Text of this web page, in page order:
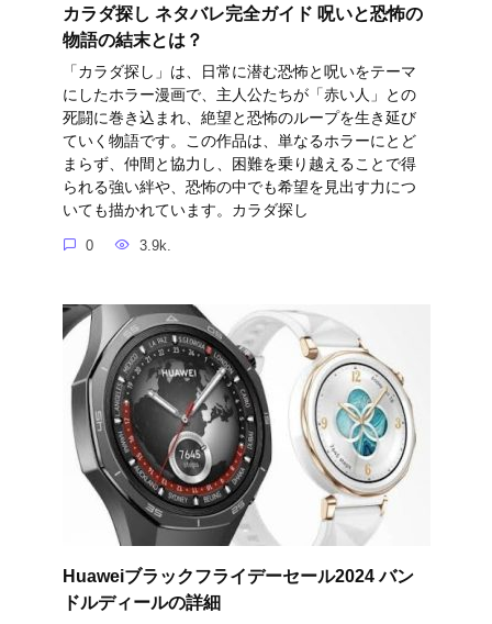
カラダ探し ネタバレ完全ガイド 呪いと恐怖の
物語の結末とは？
「カラダ探し」は、日常に潜む恐怖と呪いをテーマ
にしたホラー漫画で、主人公たちが「赤い人」との
死闘に巻き込まれ、絶望と恐怖のループを生き延び
ていく物語です。この作品は、単なるホラーにとど
まらず、仲間と協力し、困難を乗り越えることで得
られる強い絆や、恐怖の中でも希望を見出す力につ
いても描かれています。カラダ探し
0 3.9k.
Huaweiブラックフライデーセール2024 バン
ドルディールの詳細